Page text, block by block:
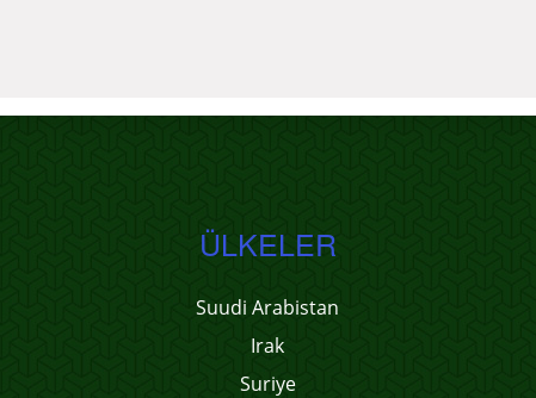
ÜLKELER
Suudi Arabistan
Irak
Suriye